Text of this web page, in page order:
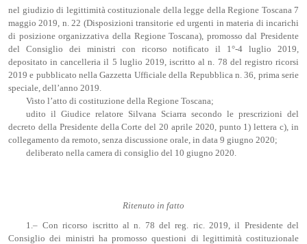
nel giudizio di legittimità costituzionale della legge della Regione Toscana 7
maggio 2019, n. 22 (Disposizioni transitorie ed urgenti in materia di incarichi
di posizione organizzativa della Regione Toscana), promosso dal Presidente
del Consiglio dei ministri con ricorso notificato il 1°-4 luglio 2019,
depositato in cancelleria il 5 luglio 2019, iscritto al n. 78 del registro ricorsi
2019 e pubblicato nella Gazzetta Ufficiale della Repubblica n. 36, prima serie
speciale, dell’anno 2019.
Visto l’atto di costituzione della Regione Toscana;
udito il Giudice relatore Silvana Sciarra secondo le prescrizioni del
decreto della Presidente della Corte del 20 aprile 2020, punto 1) lettera c), in
collegamento da remoto, senza discussione orale, in data 9 giugno 2020;
deliberato nella camera di consiglio del 10 giugno 2020.
Ritenuto in fatto
1.– Con ricorso iscritto al n. 78 del reg. ric. 2019, il Presidente del
Consiglio dei ministri ha promosso questioni di legittimità costituzionale